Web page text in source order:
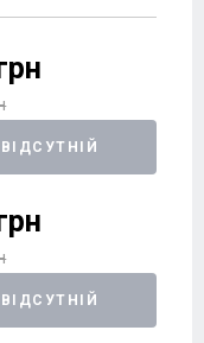
ВІДСУТНІЙ
ВІДСУТНІЙ